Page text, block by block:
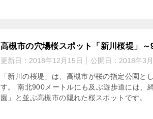
高槻市の穴場桜スポット「新川桜堤」
更新日： 2018年12月15日 公開日： 2018年3
「新川の桜堤」は、高槻市が桜の指定公園と
す。 南北900メートルにも及ぶ遊歩道には、
園」と並ぶ高槻市の隠れた桜スポットです。